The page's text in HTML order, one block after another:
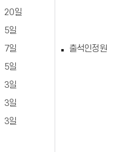
20일
5일
7일
5일
3일
3일
3일
출석인정원